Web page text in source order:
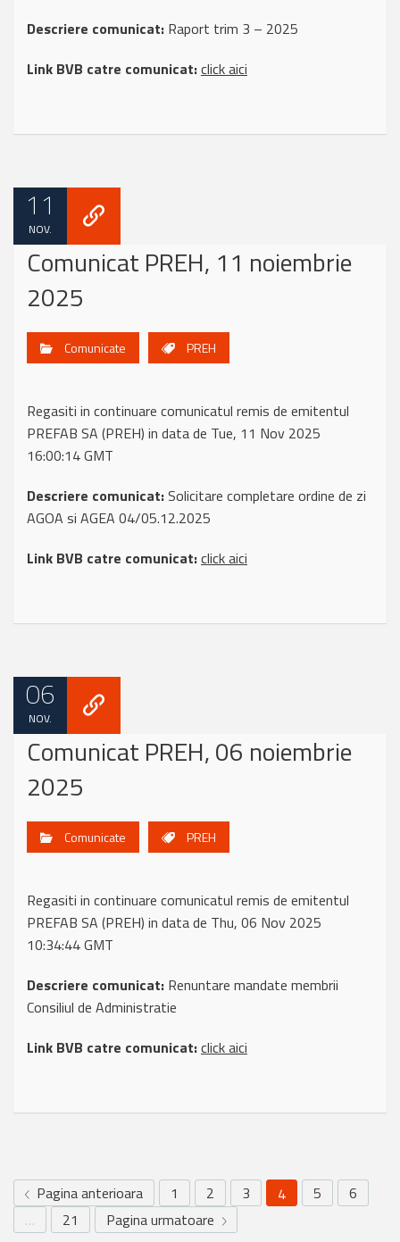
Descriere comunicat: Raport trim 3 – 2025
Link BVB catre comunicat:click aici
11
NOV.
Comunicat PREH, 11 noiembrie
2025
Comunicate PREH
Regasiti in continuare comunicatul remis de emitentul
PREFAB SA (PREH) in data de Tue, 11 Nov 2025
16:00:14 GMT
Descriere comunicat:Solicitare completare ordine de zi
AGOA si AGEA 04/05.12.2025
Link BVB catre comunicat:click aici
06
NOV.
Comunicat PREH, 06 noiembrie
2025
Comunicate PREH
Regasiti in continuare comunicatul remis de emitentul
PREFAB SA (PREH) in data de Thu, 06 Nov 2025
10:34:44 GMT
Descriere comunicat: Renuntare mandate membrii
Consiliul de Administratie
Link BVB catre comunicat:click aici
Pagina anterioara 1 2 3 4 5
6
…
21 Pagina urmatoare